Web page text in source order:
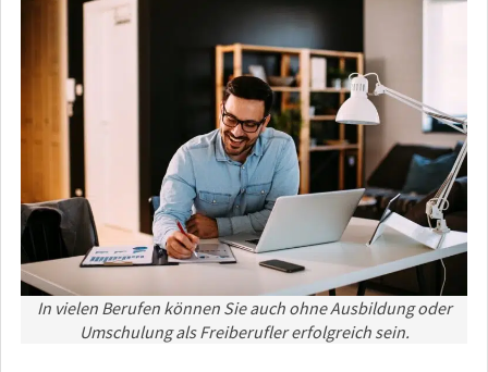
In vielen Berufen können Sie auch ohne Ausbildung oder
Umschulung als Freiberufler erfolgreich sein.